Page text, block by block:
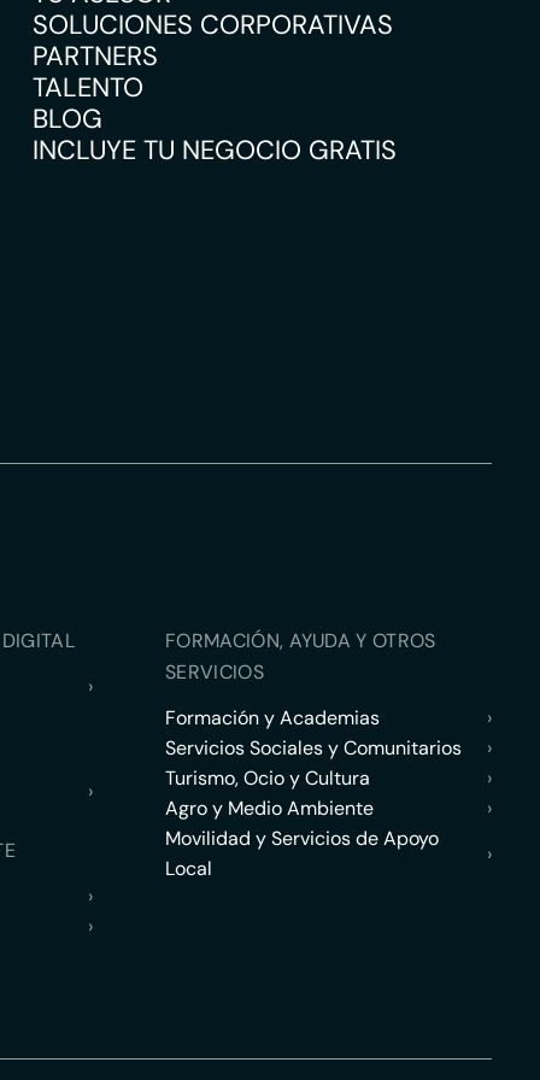
SOLUCIONES CORPORATIVAS
PARTNERS
TALENTO
BLOG
INCLUYE TU NEGOCIO GRATIS
›
›
›
›
FORMACIÓN, AYUDA Y OTROS
SERVICIOS
Formación y Academias
›
Servicios Sociales y Comunitarios
›
Turismo, Ocio y Cultura
›
Agro y Medio Ambiente
›
Movilidad y Servicios de Apoyo
Local
›